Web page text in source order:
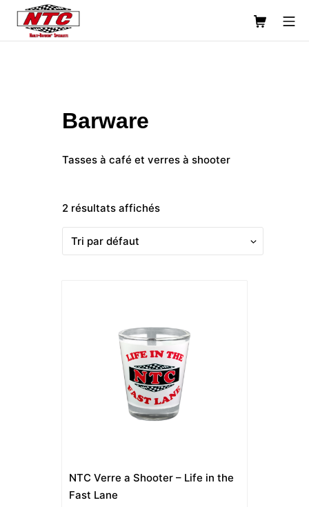
Aller
contenu
Shopping
Barware
Tasses à café et verres à shooter
2 résultats affichés
NTC Verre a Shooter – Life in the
Fast Lane